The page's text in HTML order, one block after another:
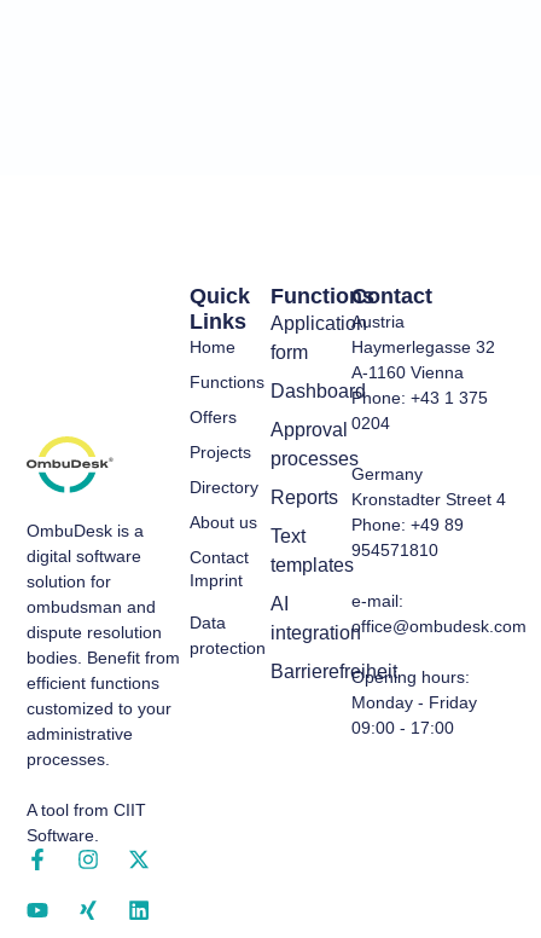
OmbuDesk is a
digital software
solution for
ombudsman and
dispute resolution
bodies. Benefit from
efficient functions
customized to your
administrative
processes.
A tool from CIIT
Software.
Functions
Application
form
Dashboard
Approval
processes
Reports
Text
templates
AI
integration
Barrierefreiheit
Quick
Links
Home
Functions
Offers
Projects
Directory
About us
Contact
Imprint
Data
protection
Contact
Austria
Haymerlegasse 32
A-1160 Vienna
Phone: +43 1 375
0204
Germany
Kronstadter Street 4
Phone: +49 89
954571810
e-mail:
office@ombudesk.com
Opening hours:
Monday - Friday
09:00 - 17:00